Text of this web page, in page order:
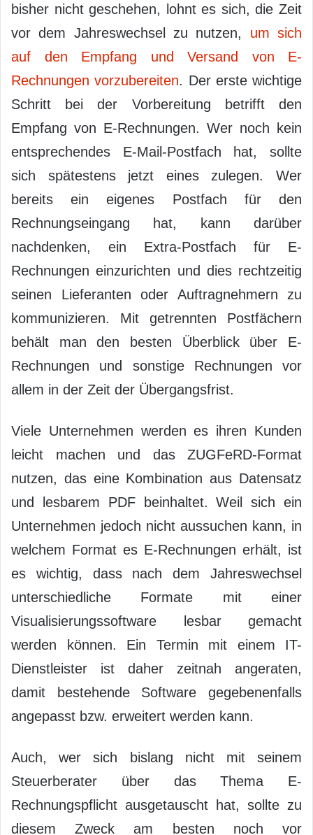
bisher nicht geschehen, lohnt es sich, die Zeit
vor dem Jahreswechsel zu nutzen, um sich
auf den Empfang und Versand von E-
Rechnungen vorzubereiten. Der erste wichtige
Schritt bei der Vorbereitung betrifft den
Empfang von E-Rechnungen. Wer noch kein
entsprechendes E-Mail-Postfach hat, sollte
sich spätestens jetzt eines zulegen. Wer
bereits ein eigenes Postfach für den
Rechnungseingang hat, kann darüber
nachdenken, ein Extra-Postfach für E-
Rechnungen einzurichten und dies rechtzeitig
seinen Lieferanten oder Auftragnehmern zu
kommunizieren. Mit getrennten Postfächern
behält man den besten Überblick über E-
Rechnungen und sonstige Rechnungen vor
allem in der Zeit der Übergangsfrist.
Viele Unternehmen werden es ihren Kunden
leicht machen und das ZUGFeRD-Format
nutzen, das eine Kombination aus Datensatz
und lesbarem PDF beinhaltet. Weil sich ein
Unternehmen jedoch nicht aussuchen kann, in
welchem Format es E-Rechnungen erhält, ist
es wichtig, dass nach dem Jahreswechsel
unterschiedliche Formate mit einer
Visualisierungssoftware lesbar gemacht
werden können. Ein Termin mit einem IT-
Dienstleister ist daher zeitnah angeraten,
damit bestehende Software gegebenenfalls
angepasst bzw. erweitert werden kann.
Auch, wer sich bislang nicht mit seinem
Steuerberater über das Thema E-
Rechnungspflicht ausgetauscht hat, sollte zu
diesem Zweck am besten noch vor